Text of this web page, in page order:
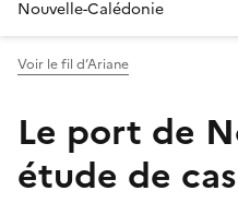
Nouvelle-Calédonie
Voir le fil d’Ariane
Le port de
étude de